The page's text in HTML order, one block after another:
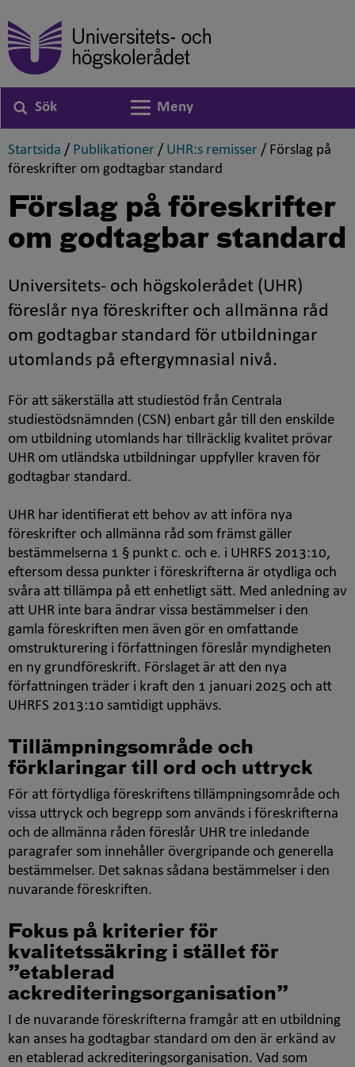
Sök
Växla navigering
Meny
Startsida ,
/ Publikationer ,
/ UHR:s remisser ,
/ Förslag på
föreskrifter om godtagbar standard
Förslag på föreskrifter
om godtagbar standard
Universitets- och högskolerådet (UHR)
föreslår nya föreskrifter och allmänna råd
om godtagbar standard för utbildningar
utomlands på eftergymnasial nivå.
För att säkerställa att studiestöd från Centrala
studiestödsnämnden (CSN) enbart går till den enskilde
om utbildning utomlands har tillräcklig kvalitet prövar
UHR om utländska utbildningar uppfyller kraven för
godtagbar standard.
UHR har identifierat ett behov av att införa nya
föreskrifter och allmänna råd som främst gäller
bestämmelserna 1 § punkt c. och e. i UHRFS 2013:10,
eftersom dessa punkter i föreskrifterna är otydliga och
svåra att tillämpa på ett enhetligt sätt. Med anledning av
att UHR inte bara ändrar vissa bestämmelser i den
gamla föreskriften men även gör en omfattande
omstrukturering i författningen föreslår myndigheten
en ny grundföreskrift. Förslaget är att den nya
författningen träder i kraft den 1 januari 2025 och att
UHRFS 2013:10 samtidigt upphävs.
Tillämpningsområde och
förklaringar till ord och uttryck
För att förtydliga föreskriftens tillämpningsområde och
vissa uttryck och begrepp som används i föreskrifterna
och de allmänna råden föreslår UHR tre inledande
paragrafer som innehåller övergripande och generella
bestämmelser. Det saknas sådana bestämmelser i den
nuvarande föreskriften.
Fokus på kriterier för
kvalitetssäkring i stället för
”etablerad
ackrediteringsorganisation”
I de nuvarande föreskrifterna framgår att en utbildning
kan anses ha godtagbar standard om den är erkänd av
en etablerad ackrediteringsorganisation. Vad som